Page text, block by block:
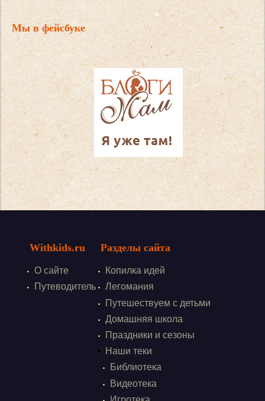
Мы в фейсбуке
Withkids.ru
О сайте
Путеводитель
Разделы сайта
Копилка идей
Легомания
Путешествуем с детьми
Домашняя школа
Праздники и сезоны
Наши теки
Библиотека
Видеотека